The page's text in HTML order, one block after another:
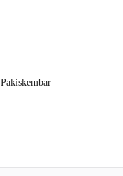
Pakiskembar